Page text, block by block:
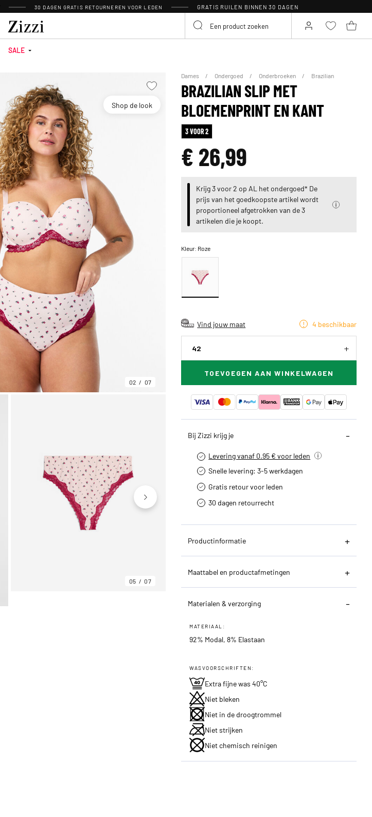
30 DAGEN GRATIS RETOURNEREN VOOR LEDEN GRATIS RUILEN BINNEN 30 DAGEN
SALE
Shop de look
02 07
05 07
Dames Ondergoed Onderbroeken Brazilian
BRAZILIAN SLIP MET
BLOEMENPRINT EN KANT
3 VOOR 2
€ 26,99
Krijg 3 voor 2 op AL het ondergoed* De
prijs van het goedkoopste artikel wordt
proportioneel afgetrokken van de 3
artikelen die je koopt.
Kleur: Roze
Vind jouw maat 4 beschikbaar
42
TOEVOEGEN AAN WINKELWAGEN
Bij Zizzi krijg je
Levering vanaf 0.95 € voor leden
Snelle levering: 3-5 werkdagen
Gratis retour voor leden
30 dagen retourrecht­
Productinformatie
Maattabel en productafmetingen
Materialen & verzorging
MATERIAAL:
92% Modal, 8% Elastaan
WASVOORSCHRIFTEN:
Extra fijne was 40°C
Niet bleken
Niet in de droogtrommel
Niet strijken
Niet chemisch reinigen